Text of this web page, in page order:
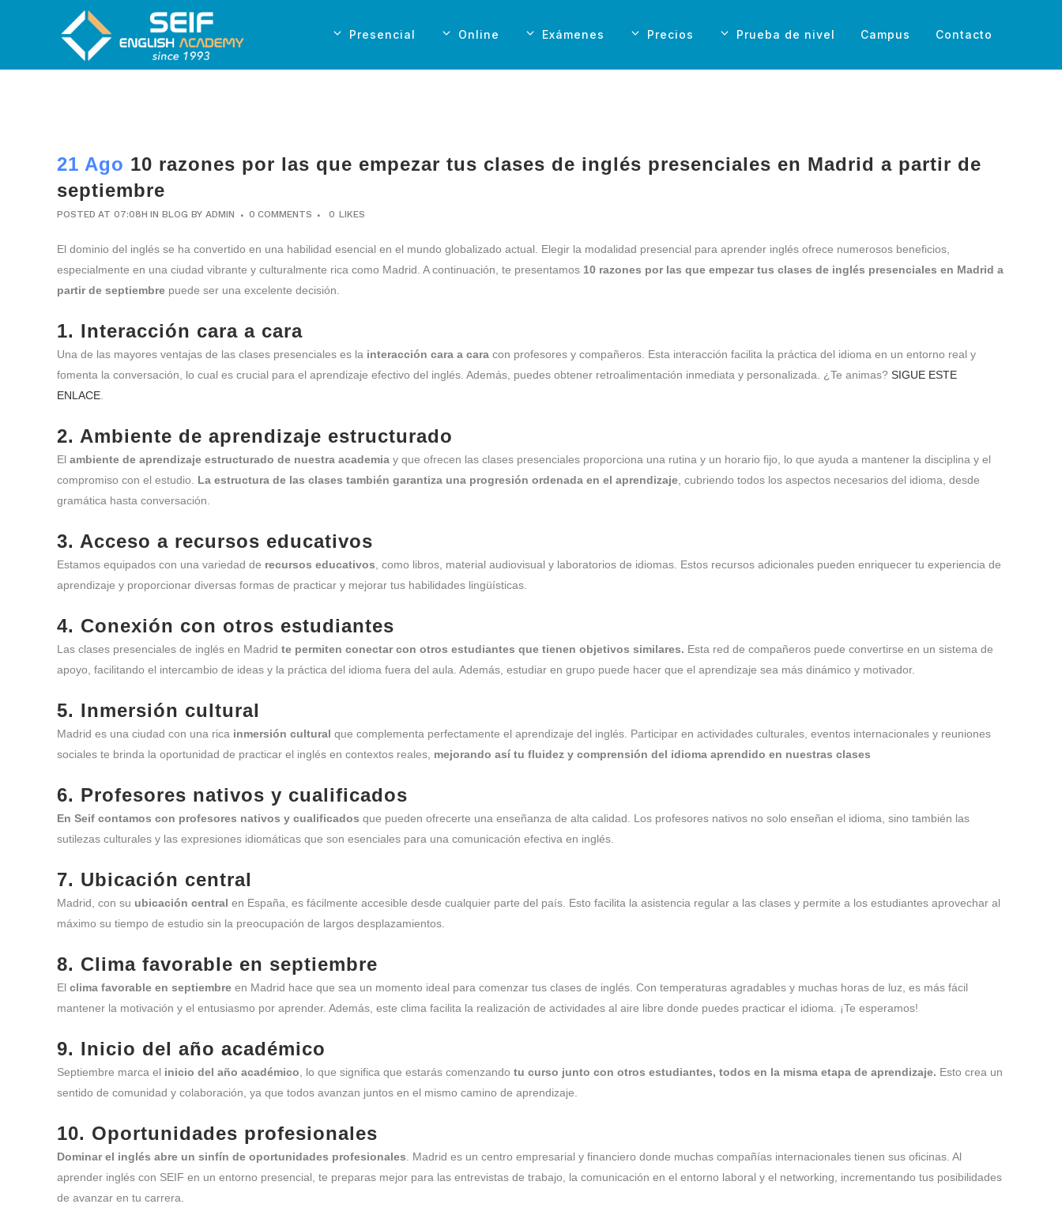
Presencial Online Exámenes Precios Prueba de nivel Campus Contacto
21 Ago 10 razones por las que empezar tus clases de inglés presenciales en Madrid a partir de
septiembre
POSTED AT 07:08H INBLOG BYADMIN 0 COMMENTS 0 LIKES
El dominio del inglés se ha convertido en una habilidad esencial en el mundo globalizado actual. Elegir la modalidad presencial para aprender inglés ofrece numerosos beneficios,
especialmente en una ciudad vibrante y culturalmente rica como Madrid. A continuación, te presentamos 10 razones por las que empezar tus clases de inglés presenciales en Madrid a
partir de septiembre puede ser una excelente decisión.
1. Interacción cara a cara
Una de las mayores ventajas de las clases presenciales es la interacción cara a cara con profesores y compañeros. Esta interacción facilita la práctica del idioma en un entorno real y
fomenta la conversación, lo cual es crucial para el aprendizaje efectivo del inglés. Además, puedes obtener retroalimentación inmediata y personalizada. ¿Te animas? SIGUE ESTE
ENLACE
2. Ambiente de aprendizaje estructurado
El ambiente de aprendizaje estructurado de nuestra academia y que ofrecen las clases presenciales proporciona una rutina y un horario fijo, lo que ayuda a mantener la disciplina y el
compromiso con el estudio. La estructura de las clases también garantiza una progresión ordenada en el aprendizaje , cubriendo todos los aspectos necesarios del idioma, desde
gramática hasta conversación.
3. Acceso a recursos educativos
Estamos equipados con una variedad de recursos educativos , como libros, material audiovisual y laboratorios de idiomas. Estos recursos adicionales pueden enriquecer tu experiencia de
aprendizaje y proporcionar diversas formas de practicar y mejorar tus habilidades lingüísticas.
4. Conexión con otros estudiantes
Las clases presenciales de inglés en Madrid te permiten conectar con otros estudiantes que tienen objetivos similares. Esta red de compañeros puede convertirse en un sistema de
apoyo, facilitando el intercambio de ideas y la práctica del idioma fuera del aula. Además, estudiar en grupo puede hacer que el aprendizaje sea más dinámico y motivador.
5. Inmersión cultural
Madrid es una ciudad con una rica inmersión cultural que complementa perfectamente el aprendizaje del inglés. Participar en actividades culturales, eventos internacionales y reuniones
sociales te brinda la oportunidad de practicar el inglés en contextos reales, mejorando así tu fluidez y comprensión del idioma aprendido en nuestras clases
6. Profesores nativos y cualificados
En Seif contamos con profesores nativos y cualificados que pueden ofrecerte una enseñanza de alta calidad. Los profesores nativos no solo enseñan el idioma, sino también las
sutilezas culturales y las expresiones idiomáticas que son esenciales para una comunicación efectiva en inglés.
7. Ubicación central
Madrid, con su ubicación central en España, es fácilmente accesible desde cualquier parte del país. Esto facilita la asistencia regular a las clases y permite a los estudiantes aprovechar al
máximo su tiempo de estudio sin la preocupación de largos desplazamientos.
8. Clima favorable en septiembre
El clima favorable en septiembre en Madrid hace que sea un momento ideal para comenzar tus clases de inglés. Con temperaturas agradables y muchas horas de luz, es más fácil
mantener la motivación y el entusiasmo por aprender. Además, este clima facilita la realización de actividades al aire libre donde puedes practicar el idioma. ¡Te esperamos!
9. Inicio del año académico
Septiembre marca el inicio del año académico , lo que significa que estarás comenzando tu curso junto con otros estudiantes, todos en la misma etapa de aprendizaje. Esto crea un
sentido de comunidad y colaboración, ya que todos avanzan juntos en el mismo camino de aprendizaje.
10. Oportunidades profesionales
Dominar el inglés abre un sinfín de oportunidades profesionales . Madrid es un centro empresarial y financiero donde muchas compañías internacionales tienen sus oficinas. Al
aprender inglés con SEIF en un entorno presencial, te preparas mejor para las entrevistas de trabajo, la comunicación en el entorno laboral y el networking, incrementando tus posibilidades
de avanzar en tu carrera.